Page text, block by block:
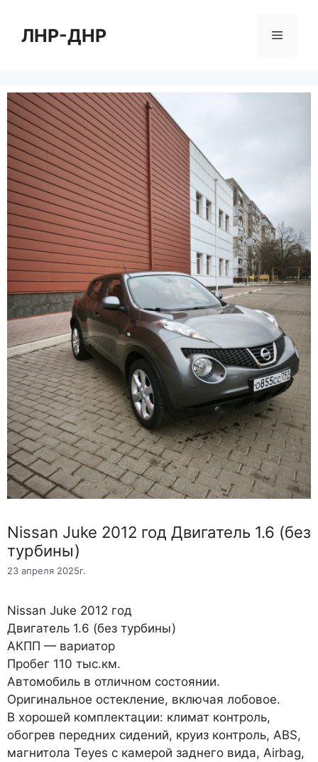
содержимому
ЛНР-ДНР Меню
Nissan Juke 2012 год Двигатель 1.6 (без
турбины)
23 апреля 2025г.
Nissan Juke 2012 год
Двигатель 1.6 (без турбины)
АКПП — вариатор
Пробег 110 тыс.км.
Автомобиль в отличном состоянии.
Оригинальное остекление, включая лобовое.
В хорошей комплектации: климат контроль,
обогрев передних сидений, круиз контроль, ABS,
магнитола Teyes с камерой заднего вида, Airbag,